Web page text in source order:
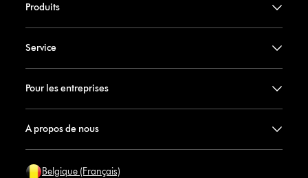
Produits
Service
Pour les entreprises
A propos de nous
Belgique (Français)